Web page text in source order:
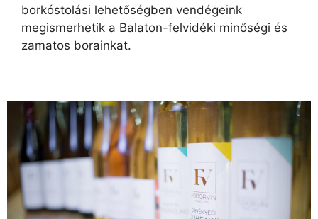
borkóstolási lehetőségben vendégeink
megismerhetik a Balaton-felvidéki minőségi és
zamatos borainkat.